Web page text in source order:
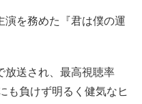
演を務めた『君は僕の運
放送され、最高視聴率
も負けず明るく健気なヒ